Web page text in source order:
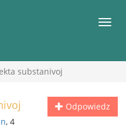
substanivoj
Odpowiedz
, 4